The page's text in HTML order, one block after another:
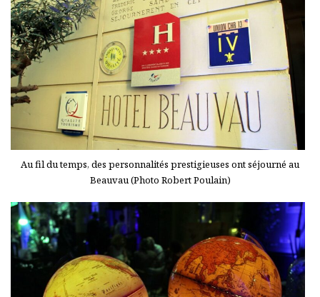
Au fil du temps, des personnalités prestigieuses ont séjourné au
Beauvau (Photo Robert Poulain)